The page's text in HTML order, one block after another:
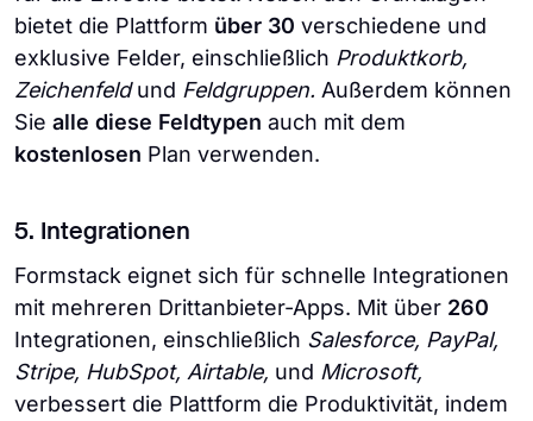
bietet die Plattform über 30 verschiedene und
exklusive Felder, einschließlich Produktkorb,
Zeichenfeldund Feldgruppen. Außerdem können
Sie alle diese Feldtypen auch mit dem
kostenlosen Plan verwenden.
5. Integrationen
Formstack eignet sich für schnelle Integrationen
mit mehreren Drittanbieter-Apps. Mit über 260
Integrationen, einschließlich Salesforce, PayPal,
Stripe, HubSpot, Airtable, und Microsoft,
verbessert die Plattform die Produktivität, indem